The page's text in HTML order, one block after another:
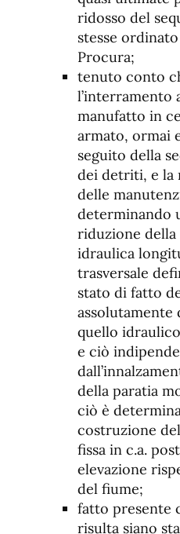
ridosso del
stesse
Procura;
tenuto conto
l’interramento
manufatto in
armato, ormai
seguito della
dei detriti, e la
delle
determinando
riduzione della
idraulica
trasversale
stato di fatto
assolutamente
quello
e ciò
della paratia
ciò è
costruzione
fissa in c.a.
elevazione
del fiume;
fatto presente
risulta siano